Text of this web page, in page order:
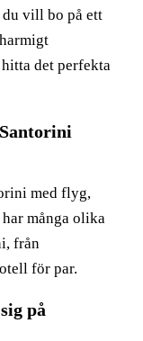
du vill bo på ett
det perfekta
med flyg,
många olika
från
för par.
på